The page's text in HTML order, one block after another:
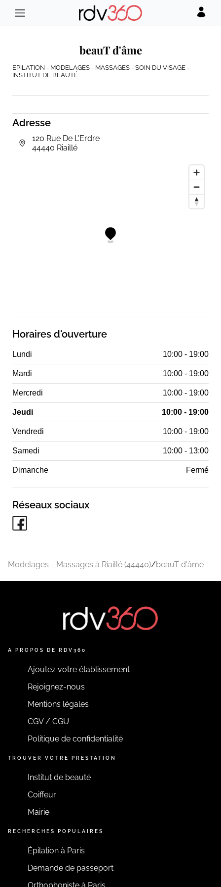
Adresse
120 Rue De L'Erdre
44440 Riaillé
Horaires d'ouverture
Lundi 10:00 - 19:00
Mardi 10:00 - 19:00
Mercredi 10:00 - 19:00
Jeudi 10:00 - 19:00
Vendredi 10:00 - 19:00
Samedi 10:00 - 13:00
Dimanche Fermé
Réseaux sociaux
beauT d'âme
EPILATION - MODELAGES - MASSAGES - SOIN DU VISAGE -
INSTITUT DE BEAUTÉ
Modelages - Massages à Riaillé (44440)/beauT d'âme
A PROPOS DE RDV360
Ajoutez votre établissement
Rejoignez-nous
Mentions légales
CGV / CGU
Politique de confidentialité
TROUVER VOTRE PRESTATION
Institut de beauté
Coiffeur
Mairie
RECHERCHES POPULAIRES
Épilation à Paris
Demande de passeport
Orthophoniste à Paris